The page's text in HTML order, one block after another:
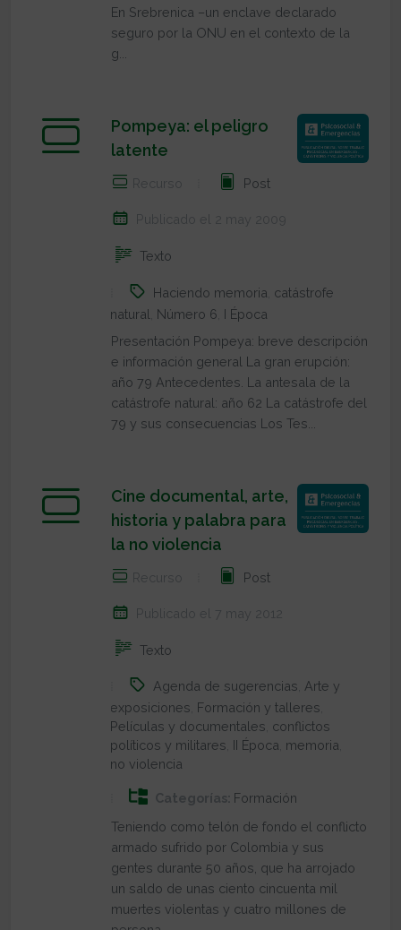
En Srebrenica –un enclave declarado
seguro por la ONU en el contexto de la
g...
Pompeya: el peligro
latente
Recurso Post
Publicado el 2 may 2009
Texto
Haciendo memoria catástrofe
natural Número 6 I Época
Presentación Pompeya: breve descripción
e información general La gran erupción:
año 79 Antecedentes. La antesala de la
catástrofe natural: año 62 La catástrofe del
79 y sus consecuencias Los Tes...
Cine documental, arte,
historia y palabra para
la no violencia
Recurso Post
Publicado el 7 may 2012
Texto
Agenda de sugerencias Arte y
exposiciones Formación y talleres
Películas y documentales conflictos
políticos y militares II Época memoria
no violencia
Categorías: Formación
Teniendo como telón de fondo el conflicto
armado sufrido por Colombia y sus
gentes durante 50 años, que ha arrojado
un saldo de unas ciento cincuenta mil
muertes violentas y cuatro millones de